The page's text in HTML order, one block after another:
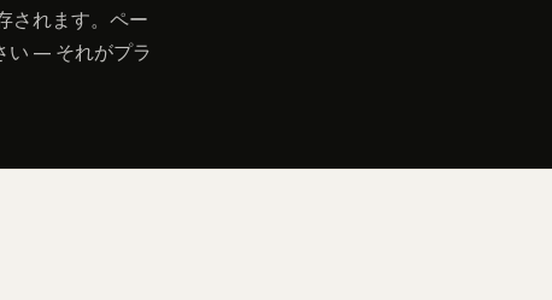
されます。ペー
い — それがプラ